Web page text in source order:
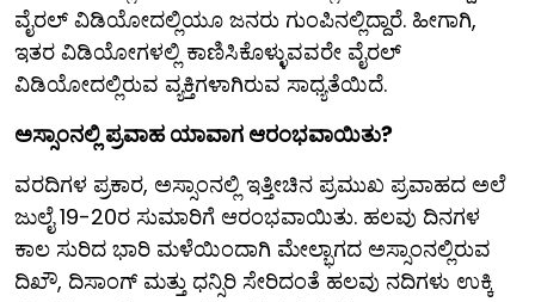
ವೈರಲ್ ವಿಡಿಯೋದಲ್ಲಿಯೂ ಜನರು ಗುಂಪಿನಲ್ಲಿದ್ದಾರೆ. ಹೀಗಾಗಿ,
ಇತರ ವಿಡಿಯೋಗಳಲ್ಲಿ ಕಾಣಿಸಿಕೊಳ್ಳುವವರೇ ವೈರಲ್
ವಿಡಿಯೋದಲ್ಲಿರುವ ವ್ಯಕ್ತಿಗಳಾಗಿರುವ ಸಾಧ್ಯತೆಯಿದೆ.
ಅಸ್ಸಾಂನಲ್ಲಿ ಪ್ರವಾಹ ಯಾವಾಗ ಆರಂಭವಾಯಿತು?
ವರದಿಗಳ ಪ್ರಕಾರ, ಅಸ್ಸಾಂನಲ್ಲಿ ಇತ್ತೀಚಿನ ಪ್ರಮುಖ ಪ್ರವಾಹದ ಅಲೆ
ಜುಲೈ 19-20ರ ಸುಮಾರಿಗೆ ಆರಂಭವಾಯಿತು. ಹಲವು ದಿನಗಳ
ಕಾಲ ಸುರಿದ ಭಾರಿ ಮಳೆಯಿಂದಾಗಿ ಮೇಲ್ಭಾಗದ ಅಸ್ಸಾಂನಲ್ಲಿರುವ
ದಿಖೌ, ದಿಸಾಂಗ್ ಮತ್ತು ಧನ್ಸಿರಿ ಸೇರಿದಂತೆ ಹಲವು ನದಿಗಳು ಉಕ್ಕಿ